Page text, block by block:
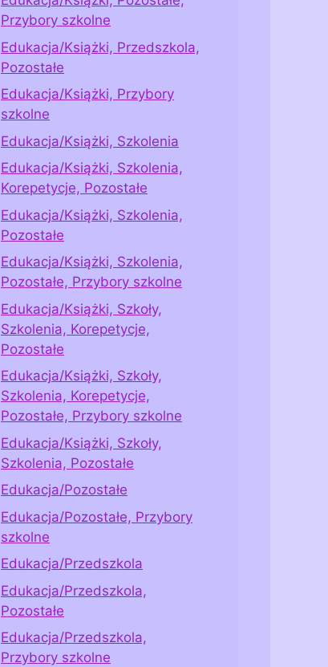
Przybory szkolne
Edukacja/Książki, Przedszkola,
Pozostałe
Edukacja/Książki, Przybory
szkolne
Edukacja/Książki, Szkolenia
Edukacja/Książki, Szkolenia,
Korepetycje, Pozostałe
Edukacja/Książki, Szkolenia,
Pozostałe
Edukacja/Książki, Szkolenia,
Pozostałe, Przybory szkolne
Edukacja/Książki, Szkoły,
Szkolenia, Korepetycje,
Pozostałe
Edukacja/Książki, Szkoły,
Szkolenia, Korepetycje,
Pozostałe, Przybory szkolne
Edukacja/Książki, Szkoły,
Szkolenia, Pozostałe
Edukacja/Pozostałe
Edukacja/Pozostałe, Przybory
szkolne
Edukacja/Przedszkola
Edukacja/Przedszkola,
Pozostałe
Edukacja/Przedszkola,
Przybory szkolne